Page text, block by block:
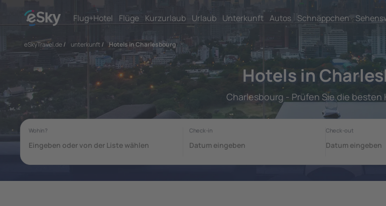
Flug+Hotel Flüge Kurzurlaub Urlaub Unterkunft Autos Schnäppchen
eSkyTravel.de/ unterkunft / Hotels in Charlesbourg
Hotels in
Charlesbourg - Prüfen Sie die